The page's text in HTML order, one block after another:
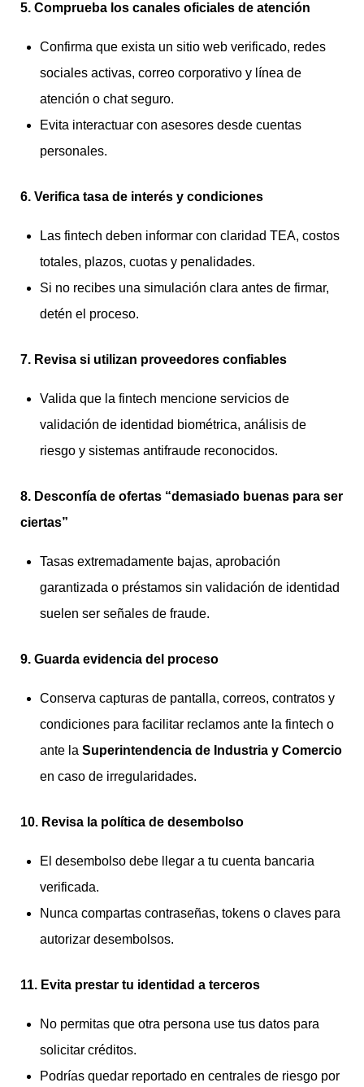
5. Comprueba los canales oficiales de atención
Confirma que exista un sitio web verificado, redes
sociales activas, correo corporativo y línea de
atención o chat seguro.
Evita interactuar con asesores desde cuentas
personales.
6. Verifica tasa de interés y condiciones
Las fintech deben informar con claridad TEA, costos
totales, plazos, cuotas y penalidades.
Si no recibes una simulación clara antes de firmar,
detén el proceso.
7. Revisa si utilizan proveedores confiables
Valida que la fintech mencione servicios de
validación de identidad biométrica, análisis de
riesgo y sistemas antifraude reconocidos.
8. Desconfía de ofertas “demasiado buenas para ser
ciertas”
Tasas extremadamente bajas, aprobación
garantizada o préstamos sin validación de identidad
suelen ser señales de fraude.
9. Guarda evidencia del proceso
Conserva capturas de pantalla, correos, contratos y
condiciones para facilitar reclamos ante la fintech o
ante la Superintendencia de Industria y Comercio
en caso de irregularidades.
10. Revisa la política de desembolso
El desembolso debe llegar a tu cuenta bancaria
verificada.
Nunca compartas contraseñas, tokens o claves para
autorizar desembolsos.
11. Evita prestar tu identidad a terceros
No permitas que otra persona use tus datos para
solicitar créditos.
Podrías quedar reportado en centrales de riesgo por